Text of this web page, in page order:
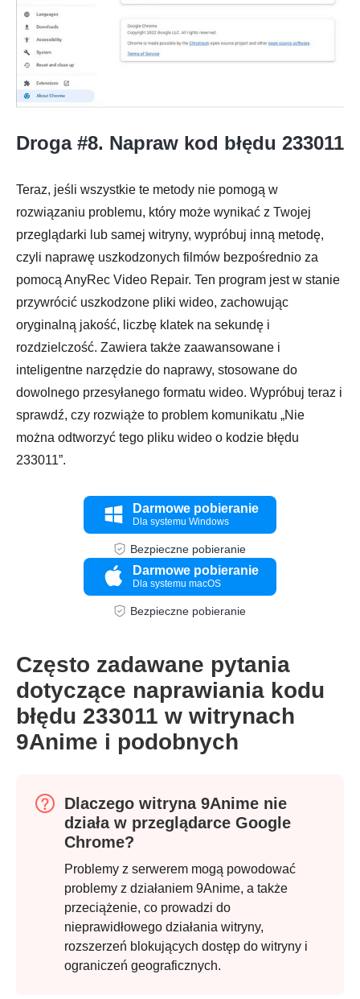
Droga #8. Napraw kod błędu 233011
Teraz, jeśli wszystkie te metody nie pomogą w
rozwiązaniu problemu, który może wynikać z Twojej
przeglądarki lub samej witryny, wypróbuj inną metodę,
czyli naprawę uszkodzonych filmów bezpośrednio za
pomocą AnyRec Video Repair. Ten program jest w stanie
przywrócić uszkodzone pliki wideo, zachowując
oryginalną jakość, liczbę klatek na sekundę i
rozdzielczość. Zawiera także zaawansowane i
inteligentne narzędzie do naprawy, stosowane do
dowolnego przesyłanego formatu wideo. Wypróbuj teraz i
sprawdź, czy rozwiąże to problem komunikatu „Nie
można odtworzyć tego pliku wideo o kodzie błędu
233011”.
Darmowe pobieranie
Dla systemu Windows
Bezpieczne pobieranie
Darmowe pobieranie
Dla systemu macOS
Bezpieczne pobieranie
Często zadawane pytania
dotyczące naprawiania kodu
błędu 233011 w witrynach
9Anime i podobnych
Dlaczego witryna 9Anime nie
działa w przeglądarce Google
Chrome?
Problemy z serwerem mogą powodować
problemy z działaniem 9Anime, a także
przeciążenie, co prowadzi do
nieprawidłowego działania witryny,
rozszerzeń blokujących dostęp do witryny i
ograniczeń geograficznych.